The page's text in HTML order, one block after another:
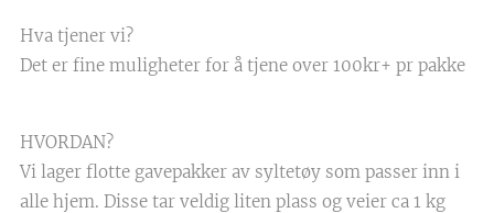
Hva tjener vi?
Det er fine muligheter for å tjene over 100kr+ pr pakke
HVORDAN?
Vi lager flotte gavepakker av syltetøy som passer inn i
alle hjem. Disse tar veldig liten plass og veier ca 1 kg